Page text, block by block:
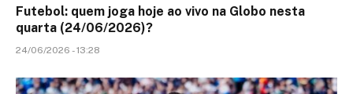
Futebol: quem joga hoje ao vivo na Globo nesta
quarta (24/06/2026)?
24/06/2026 - 13:28